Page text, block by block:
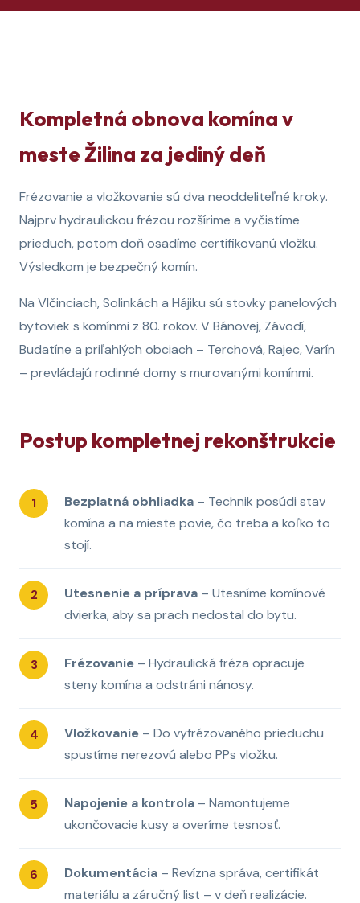
Kompletná obnova komína v
meste Žilina za jediný deň
Frézovanie a vložkovanie sú dva neoddeliteľné kroky.
Najprv hydraulickou frézou rozšírime a vyčistíme
prieduch, potom doň osadíme certifikovanú vložku.
Výsledkom je bezpečný komín.
Na Vlčinciach, Solinkách a Hájiku sú stovky panelových
bytoviek s komínmi z 80. rokov. V Bánovej, Závodí,
Budatíne a priľahlých obciach – Terchová, Rajec, Varín
– prevládajú rodinné domy s murovanými komínmi.
Postup kompletnej rekonštrukcie
Bezplatná obhliadka – Technik posúdi stav
komína a na mieste povie, čo treba a koľko to
stojí.
Utesnenie a príprava – Utesníme komínové
dvierka, aby sa prach nedostal do bytu.
Frézovanie – Hydraulická fréza opracuje
steny komína a odstráni nánosy.
Vložkovanie – Do vyfrézovaného prieduchu
spustíme nerezovú alebo PPs vložku.
Napojenie a kontrola – Namontujeme
ukončovacie kusy a overíme tesnosť.
Dokumentácia – Revízna správa, certifikát
materiálu a záručný list – v deň realizácie.